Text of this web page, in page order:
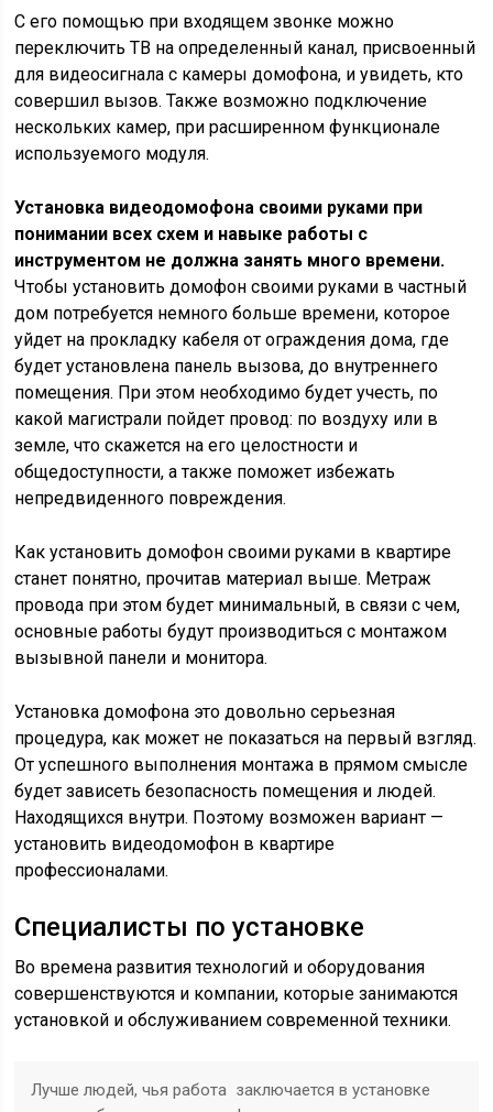
С его помощью при входящем звонке можно
переключить ТВ на определенный канал, присвоенный
для видеосигнала с камеры домофона, и увидеть, кто
совершил вызов. Также возможно подключение
нескольких камер, при расширенном функционале
используемого модуля.
Установка видеодомофона своими руками при
понимании всех схем и навыке работы с
инструментом не должна занять много времени.
Чтобы установить домофон своими руками в частный
дом потребуется немного больше времени, которое
уйдет на прокладку кабеля от ограждения дома, где
будет установлена панель вызова, до внутреннего
помещения. При этом необходимо будет учесть, по
какой магистрали пойдет провод: по воздуху или в
земле, что скажется на его целостности и
общедоступности, а также поможет избежать
непредвиденного повреждения.
Как установить домофон своими руками в квартире
станет понятно, прочитав материал выше. Метраж
провода при этом будет минимальный, в связи с чем,
основные работы будут производиться с монтажом
вызывной панели и монитора.
Установка домофона это довольно серьезная
процедура, как может не показаться на первый взгляд.
От успешного выполнения монтажа в прямом смысле
будет зависеть безопасность помещения и людей.
Находящихся внутри. Поэтому возможен вариант —
установить видеодомофон в квартире
профессионалами.
Специалисты по установке
Во времена развития технологий и оборудования
совершенствуются и компании, которые занимаются
установкой и обслуживанием современной техники.
Лучше людей, чья работа заключается в установке